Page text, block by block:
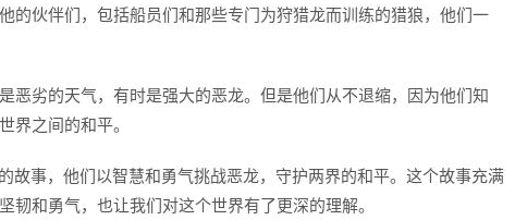
的伙伴们，包括船员们和那些专门为狩猎龙而训练的猎狼，他们一
恶劣的天气，有时是强大的恶龙。但是他们从不退缩，因为他们知
界之间的和平。
故事，他们以智慧和勇气挑战恶龙，守护两界的和平。这个故事充满
韧和勇气，也让我们对这个世界有了更深的理解。